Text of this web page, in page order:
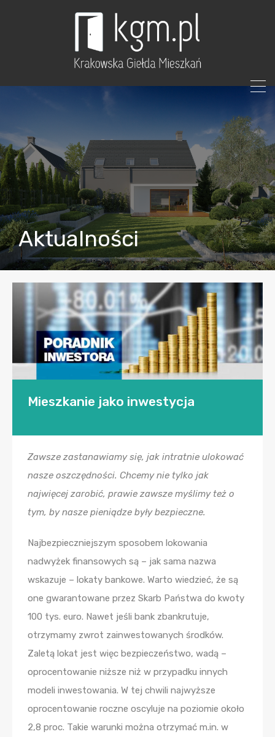
Aktualności
Mieszkanie jako inwestycja
Zawsze zastanawiamy się, jak intratnie ulokować
nasze oszczędności. Chcemy nie tylko jak
najwięcej zarobić, prawie zawsze myślimy też o
tym, by nasze pieniądze były bezpieczne.
Najbezpieczniejszym sposobem lokowania
nadwyżek finansowych są – jak sama nazwa
wskazuje – lokaty bankowe. Warto wiedzieć, że są
one gwarantowane przez Skarb Państwa do kwoty
100 tys. euro. Nawet jeśli bank zbankrutuje,
otrzymamy zwrot zainwestowanych środków.
Zaletą lokat jest więc bezpieczeństwo, wadą –
oprocentowanie niższe niż w przypadku innych
modeli inwestowania. W tej chwili najwyższe
oprocentowanie roczne oscyluje na poziomie około
2,8 proc. Takie warunki można otrzymać m.in. w